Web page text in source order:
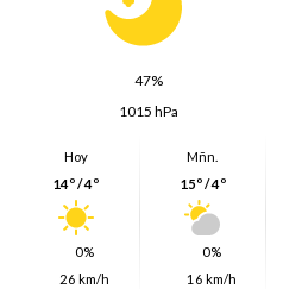
47%
1015 hPa
Hoy
14º / 4º
0%
26 km/h
Mñn.
15º / 4º
0%
16 km/h